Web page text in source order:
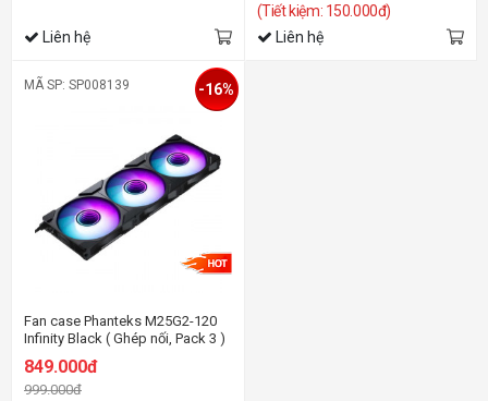
Liên hệ
(Tiết kiệm: 150.000đ)
Liên hệ
MÃ SP: SP008139
Fan case Phanteks M25G2-120
Infinity Black ( Ghép nối, Pack 3 )
849.000đ
999.000đ
-16%